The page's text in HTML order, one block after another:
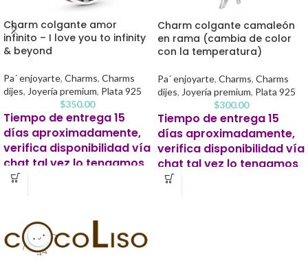
Charm colgante amor
infinito – I love you to infinity
& beyond
Pa´ enjoyarte, Charms, Charms
dijes, Joyería premium, Plata 925
$350.00
Tiempo de entrega 15
días aproximadamente,
verifica disponibilidad vía
chat tal vez lo tengamos
listo antes.
contra entrega se solicitará un 20%
de apartado para iniciar tu pedido.
Charm colgante camaleón
en rama (cambia de color
con la temperatura)
Pa´ enjoyarte, Charms, Charms
dijes, Joyería premium, Plata 925
$300.00
Tiempo de entrega 15
días aproximadamente,
verifica disponibilidad vía
chat tal vez lo tengamos
listo antes.